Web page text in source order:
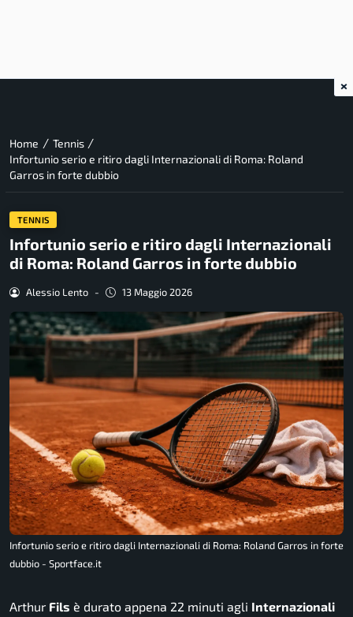
Home / Tennis /
Infortunio serio e ritiro dagli Internazionali di Roma: Roland
Garros in forte dubbio
TENNIS
Infortunio serio e ritiro dagli Internazionali
di Roma: Roland Garros in forte dubbio
Alessio Lento - 13 Maggio 2026
Infortunio serio e ritiro dagli Internazionali di Roma: Roland Garros in forte
dubbio - Sportface.it
Arthur Fils è durato appena 22 minuti agli Internazionali
×